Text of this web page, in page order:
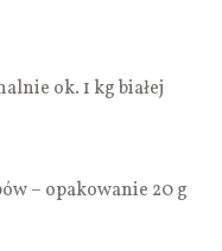
ok. 1 kg białej
– opakowanie 20 g